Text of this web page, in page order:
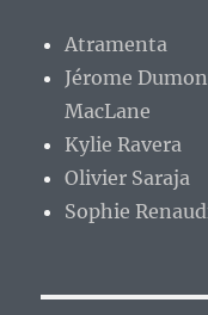
Atramenta
Jérome
MacLane
Kylie Ravera
Olivier Saraja
Sophie